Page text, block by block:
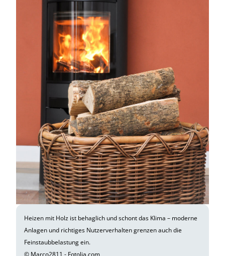
Heizen mit Holz ist behaglich und schont das Klima – moderne
Anlagen und richtiges Nutzerverhalten grenzen auch die
Feinstaubbelastung ein.
© Marco2811 - Fotolia.com